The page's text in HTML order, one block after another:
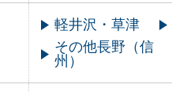
軽井沢・草津
その他長野（信
州）